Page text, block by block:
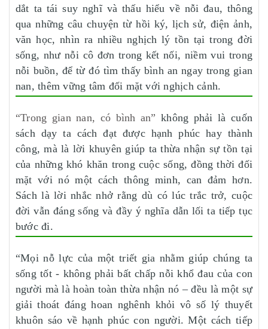
dắt ta tái suy nghĩ và thấu hiểu về nỗi đau, thông
qua những câu chuyện từ hồi ký, lịch sử, điện ảnh,
văn học, nhìn ra nhiều nghịch lý tồn tại trong đời
sống, như nỗi cô đơn trong kết nối, niềm vui trong
nỗi buồn, để từ đó tìm thấy bình an ngay trong gian
nan, thêm vững tâm đối mặt với nghịch cảnh.
“Trong gian nan, có bình an” không phải là cuốn
sách dạy ta cách đạt được hạnh phúc hay thành
công, mà là lời khuyên giúp ta thừa nhận sự tồn tại
của những khó khăn trong cuộc sống, đồng thời đối
mặt với nó một cách thông minh, can đảm hơn.
Sách là lời nhắc nhở rằng dù có lúc trắc trở, cuộc
đời vẫn đáng sống và đầy ý nghĩa dẫn lối ta tiếp tục
bước đi.
“Mọi nỗ lực của một triết gia nhằm giúp chúng ta
sống tốt - không phải bất chấp nỗi khổ đau của con
người mà là hoàn toàn thừa nhận nó – đều là một sự
giải thoát đáng hoan nghênh khỏi vô số lý thuyết
khuôn sáo về hạnh phúc con người. Một cách tiếp